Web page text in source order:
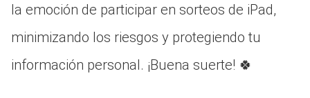
la emoción de participar en sorteos de iPad,
minimizando los riesgos y protegiendo tu
información personal. ¡Buena suerte! 🍀